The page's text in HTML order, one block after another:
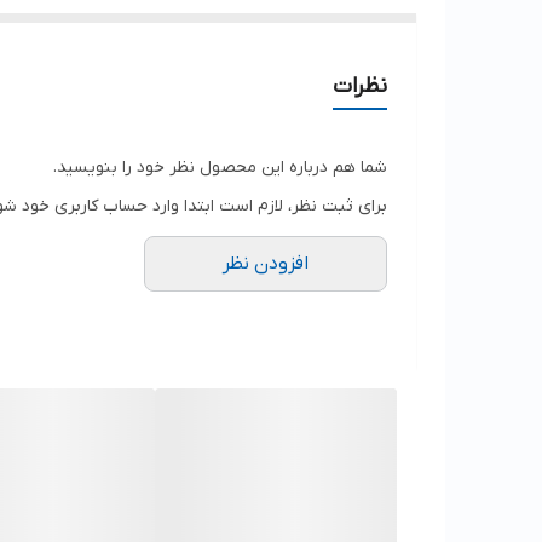
نظرات
شما هم درباره این محصول نظر خود را بنویسید.
برای ثبت نظر، لازم است ابتدا وارد حساب کاربری خود
افزودن نظر